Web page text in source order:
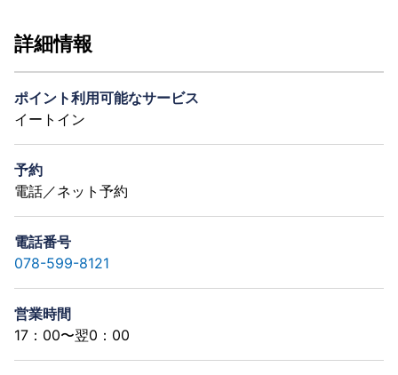
詳細情報
ポイント利用可能なサービス
イートイン
予約
電話／ネット予約
電話番号
078-599-8121
営業時間
17：00〜翌0：00